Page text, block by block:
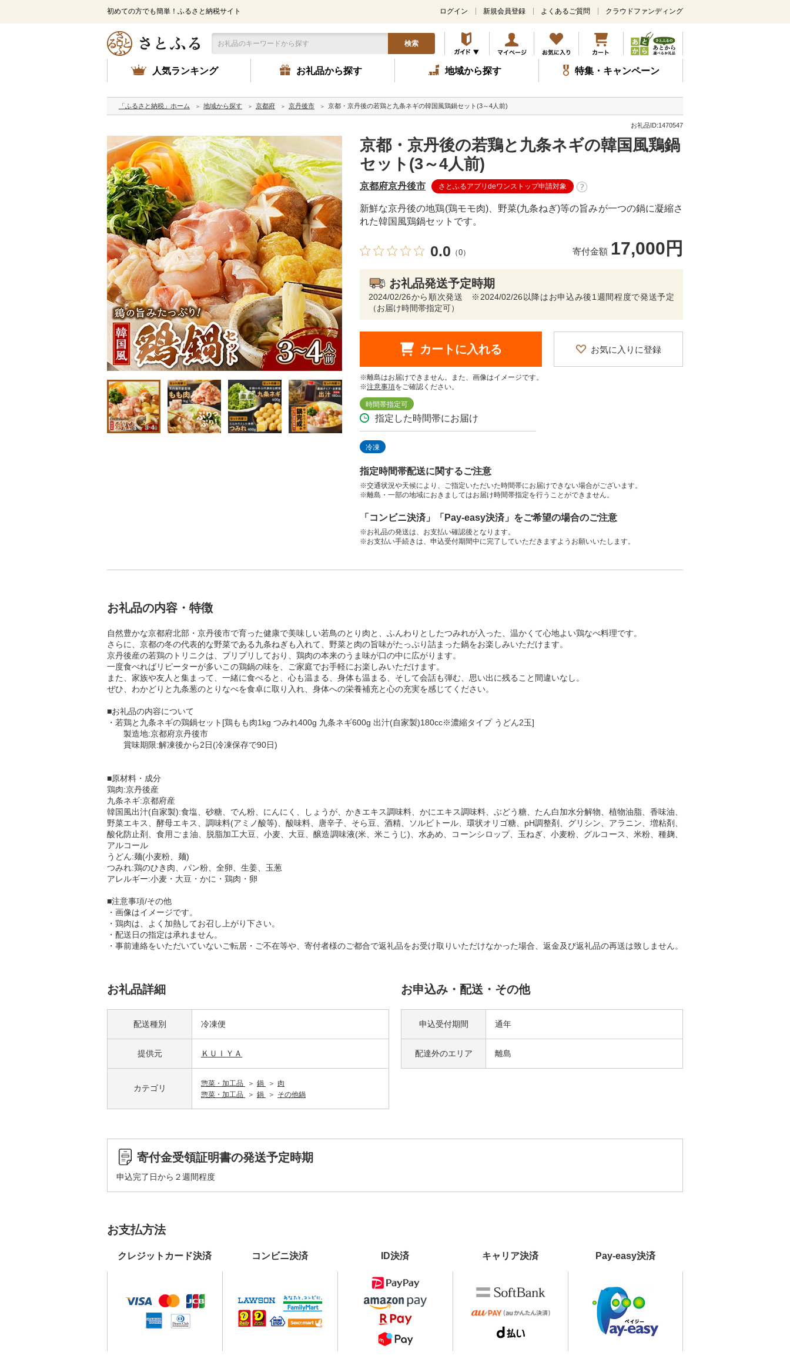
初めての方でも簡単！ふるさと納税サイト
メ
ン
コ
ン
テ
ツ
ッ
ログイン 新規会員登録 よくあるご質問 クラウドファンディング
検索
人気ランキング お礼品から探す 地域から探す 特集・キャンペーン
「ふるさと納税」ホーム 地域から探す 京都府 京丹後市 京都・京丹後の若鶏と九条ネギの韓国風鶏鍋セット(3～4人前)
お礼品ID:1470547
京都・京丹後の若鶏と九条ネギの韓国風鶏鍋
セット(3～4人前)
京都府京丹後市 さとふるアプリdeワンストップ申請対象
新鮮な京丹後の地鶏(鶏モモ肉)、野菜(九条ねぎ)等の旨みが一つの鍋に凝縮さ
れた韓国風鶏鍋セットです。
0.0 （0） 寄付金額 17,000円
お礼品発送予定時期
2024/02/26から順次発送 ※2024/02/26以降はお申込み後1週間程度で発送予定
（お届け時間帯指定可）
カートに入れる お気に入りに登録
※離島はお届けできません。また、画像はイメージです。
※注意事項をご確認ください。
時間帯指定可
指定した時間帯にお届け
冷凍
指定時間帯配送に関するご注意
※交通状況や天候により、ご指定いただいた時間帯にお届けできない場合がございます。
※離島・一部の地域におきましてはお届け時間帯指定を行うことができません。
「コンビニ決済」「Pay-easy決済」をご希望の場合のご注意
※お礼品の発送は、お支払い確認後となります。
※お支払い手続きは、申込受付期間中に完了していただきますようお願いいたします。
お礼品の内容・特徴
自然豊かな京都府北部・京丹後市で育った健康で美味しい若鳥のとり肉と、ふんわりとしたつみれが入った、温かくて心地よい鶏なべ料理です。
さらに、京都の冬の代表的な野菜である九条ねぎも入れて、野菜と肉の旨味がたっぷり詰まった鍋をお楽しみいただけます。
京丹後産の若鶏のトリニクは、プリプリしており、鶏肉の本来のうま味が口の中に広がります。
一度食べればリピーターが多いこの鶏鍋の味を、ご家庭でお手軽にお楽しみいただけます。
また、家族や友人と集まって、一緒に食べると、心も温まる、身体も温まる、そして会話も弾む、思い出に残ること間違いなし。
ぜひ、わかどりと九条葱のとりなべを食卓に取り入れ、身体への栄養補充と心の充実を感じてください。
■お礼品の内容について
・若鶏と九条ネギの鶏鍋セット[鶏もも肉1kg つみれ400g 九条ネギ600g 出汁(自家製)180cc※濃縮タイプ うどん2玉]
製造地:京都府京丹後市
賞味期限:解凍後から2日(冷凍保存で90日)
■原材料・成分
鶏肉:京丹後産
九条ネギ:京都府産
韓国風出汁(自家製):食塩、砂糖、でん粉、にんにく、しょうが、かきエキス調味料、かにエキス調味料、ぶどう糖、たん白加水分解物、植物油脂、香味油、
野菜エキス、酵母エキス、調味料(アミノ酸等)、酸味料、唐辛子、そら豆、酒精、ソルビトール、環状オリゴ糖、pH調整剤、グリシン、アラニン、増粘剤、
酸化防止剤、食用ごま油、脱脂加工大豆、小麦、大豆、醸造調味液(米、米こうじ)、水あめ、コーンシロップ、玉ねぎ、小麦粉、グルコース、米粉、種麹、
アルコール
うどん:麺(小麦粉、麺)
つみれ:鶏のひき肉、パン粉、全卵、生姜、玉葱
アレルギー:小麦・大豆・かに・鶏肉・卵
■注意事項/その他
・画像はイメージです。
・鶏肉は、よく加熱してお召し上がり下さい。
・配送日の指定は承れません。
・事前連絡をいただいていないご転居・ご不在等や、寄付者様のご都合で返礼品をお受け取りいただけなかった場合、返金及び返礼品の再送は致しません。
お礼品詳細
配送種別 冷凍便
提供元 ＫＵＩＹＡ
カテゴリ 惣菜・加工品 鍋
肉
惣菜・加工品
鍋 その他鍋
お申込み・配送・その他
申込受付期間 通年
配達外のエリア 離島
寄付金受領証明書の発送予定時期
申込完了日から２週間程度
お支払方法
クレジットカード決済 コンビニ決済 ID決済 キャリア決済 Pay-easy決済